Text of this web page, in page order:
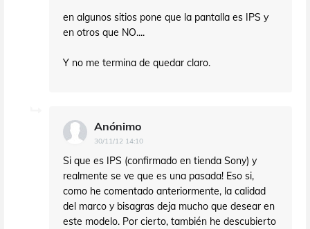
en algunos sitios pone que la pantalla es IPS y
en otros que NO....
Y no me termina de quedar claro.
Anónimo
30/11/12 14:10
Si que es IPS (confirmado en tienda Sony) y
realmente se ve que es una pasada! Eso si,
como he comentado anteriormente, la calidad
del marco y bisagras deja mucho que desear en
este modelo. Por cierto, también he descubierto